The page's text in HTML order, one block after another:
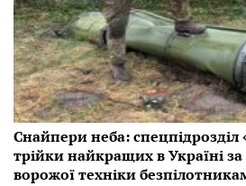
Снайпери неба: спецпідрозділ
трійки найкращих в Україні
ворожої техніки